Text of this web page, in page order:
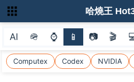
AI 🪖 ⌚ 📱 📷 🎬
Computex Codex NVIDIA
哈燒王